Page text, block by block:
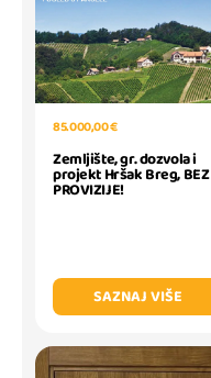
85.000,00 €
Zemljište, gr. dozvola i
projekt Hršak Breg, BEZ
PROVIZIJE!
SAZNAJ VIŠE